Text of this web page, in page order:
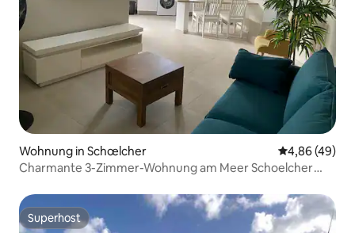
Wohnung in Schœlcher
4,86 (49)
Charmante 3-Zimmer-Wohnung am Meer Schoelcher
Superhost
Superhost